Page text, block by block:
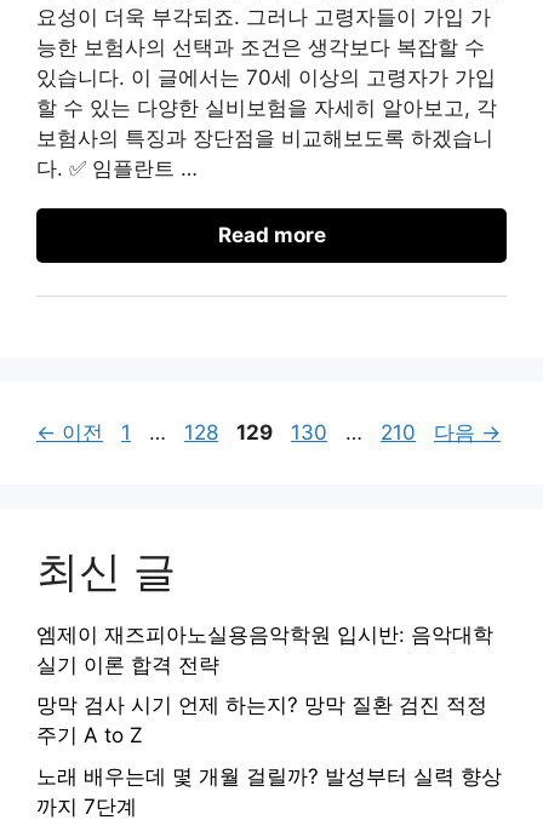
요성이 더욱 부각되죠. 그러나 고령자들이 가입 가
능한 보험사의 선택과 조건은 생각보다 복잡할 수
있습니다. 이 글에서는 70세 이상의 고령자가 가입
할 수 있는 다양한 실비보험을 자세히 알아보고, 각
보험사의 특징과 장단점을 비교해보도록 하겠습니
다. ✅ 임플란트 …
Read more
← 이전
페
1 …
페
128
페
129
페
130 …
페
210 다음 →
최신 글
엠제이 재즈피아노실용음악학원 입시반: 음악대학
실기 이론 합격 전략
망막 검사 시기 언제 하는지? 망막 질환 검진 적정
주기 A to Z
노래 배우는데 몇 개월 걸릴까? 발성부터 실력 향상
까지 7단계